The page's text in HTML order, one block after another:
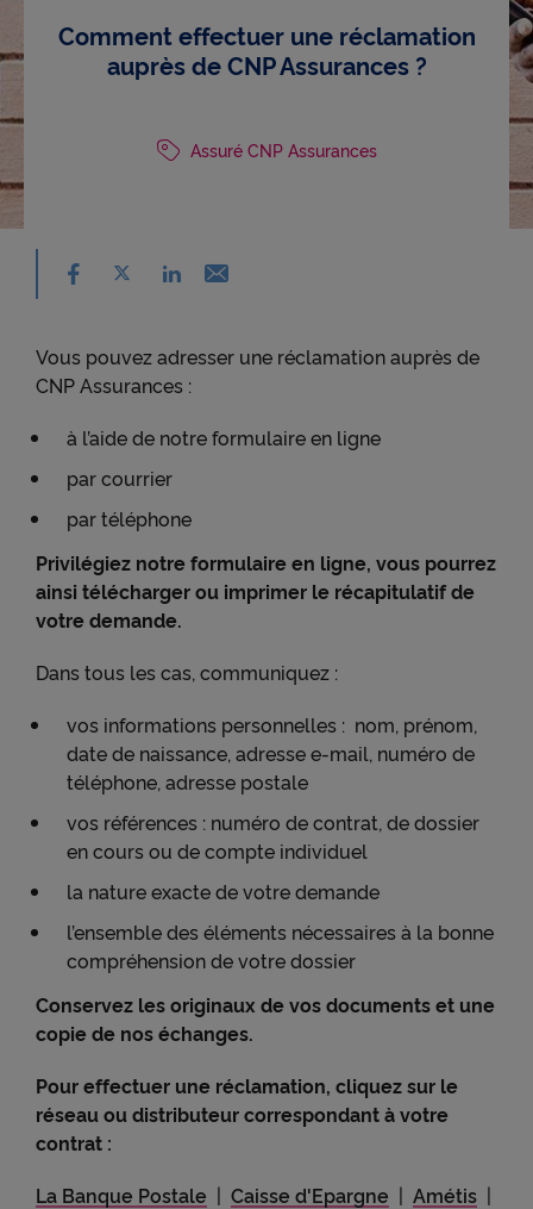
Comment effectuer une réclamation
auprès de CNP Assurances ?
Assuré CNP Assurances
Partager sur facebook - nouvelle fenêtre
Partager sur X - nouvelle fenêtre
Partager sur linkedin - nouvelle fenêtre
Vous pouvez adresser une réclamation auprès de
CNP Assurances :
à l’aide de notre formulaire en ligne
par courrier
par téléphone
Privilégiez notre formulaire en ligne, vous pourrez
ainsi télécharger ou imprimer le récapitulatif de
votre demande.
Dans tous les cas, communiquez :
vos informations personnelles : nom, prénom,
date de naissance, adresse e-mail, numéro de
téléphone, adresse postale
vos références : numéro de contrat, de dossier
en cours ou de compte individuel
la nature exacte de votre demande
l’ensemble des éléments nécessaires à la bonne
compréhension de votre dossier
Conservez les originaux de vos documents et une
copie de nos échanges.
Pour effectuer une réclamation, cliquez sur le
réseau ou distributeur correspondant à votre
contrat :
La Banque Postale | Caisse d'Epargne | Amétis |